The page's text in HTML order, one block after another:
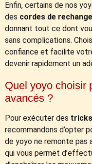
Enfin, certains de nos
des cordes de rechange
donnant tout ce dont
sans complications.
confiance et facilite
devenir rapidement un
Quel yoyo choisir
avancés ?
Pour exécuter des
recommandons d’opter
de yoyo ne remonte pas
qui vous permet